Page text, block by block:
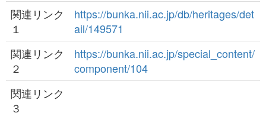
関連リンク
１
https://bunka.nii.ac.jp/db/heritages/det
ail/149571
関連リンク
２
https://bunka.nii.ac.jp/special_content/
component/104
関連リンク
３